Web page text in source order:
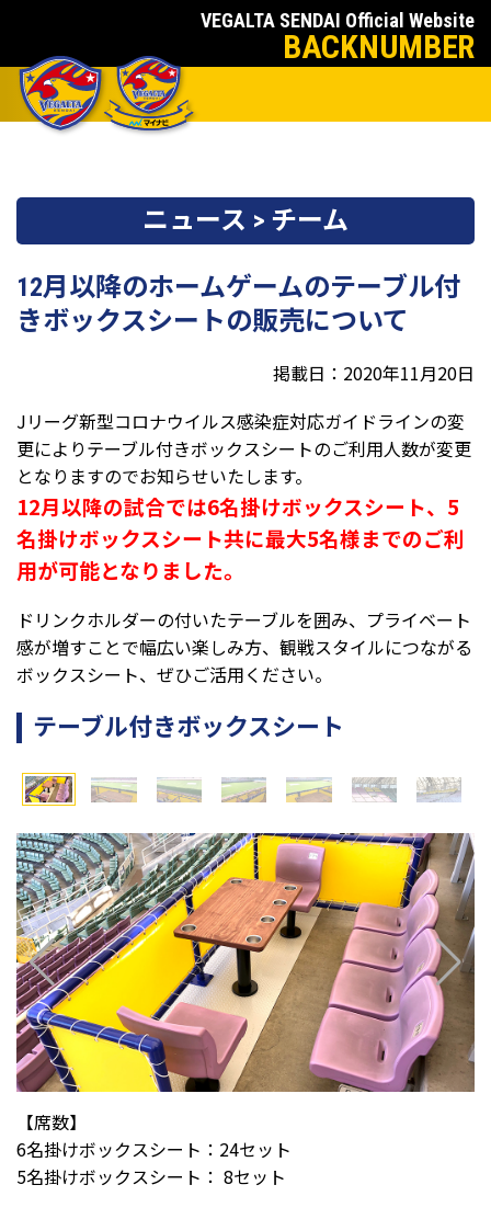
VEGALTA SENDAI Official Website
BACKNUMBER
ニュース > チーム
12月以降のホームゲームのテーブル付
きボックスシートの販売について
掲載日：2020年11月20日
Jリーグ新型コロナウイルス感染症対応ガイドラインの変
更によりテーブル付きボックスシートのご利用人数が変更
となりますのでお知らせいたします。
12月以降の試合では6名掛けボックスシート、5
名掛けボックスシート共に最大5名様までのご利
用が可能となりました。
ドリンクホルダーの付いたテーブルを囲み、プライベート
感が増すことで幅広い楽しみ方、観戦スタイルにつながる
ボックスシート、ぜひご活用ください。
テーブル付きボックスシート
【席数】
6名掛けボックスシート：24セット
5名掛けボックスシート： 8セット